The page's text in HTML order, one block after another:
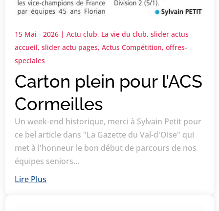
Carton plein pour l’ACS
Cormeilles
15 Mai - 2026 |Actu club, La vie du club,slider actus
accueil,slider actu pages,Actus Compétition,offres-
speciales
Un week-end historique, merci à Sylvain Petit pour
ce bel article dans "La Gazette du Val-d'Oise" qui
met à l'honneur le bon début de parcours de nos
équipes seniors...
Lire Plus